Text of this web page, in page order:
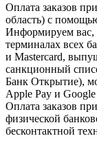
Оплата заказов
область) с
Информируем вас,
терминалах всех
и Masterсard,
санкционный
Банк Открытие),
Apple Pay и Google
Оплата заказов
физической
бесконтактной